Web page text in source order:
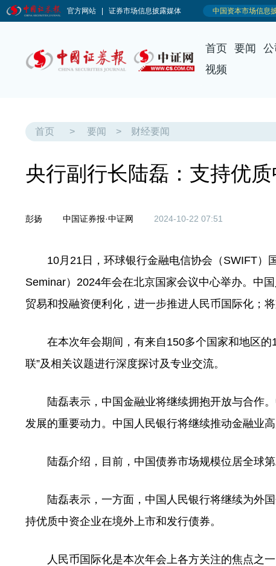
首页 要闻 公
视频
首页 > 要闻 > 财经要闻
央行副行长陆磊：支持优
彭扬 中国证券报·中证网 2024-10-22 07:51
10月21日，环球银行金融电信协会（SWIFT）
Seminar）2024年会在北京国家会议中心举办。中
贸易和投融资便利化，进一步推进人民币国际化；
在本次年会期间，有来自150多个国家和地区的
联”及相关议题进行深度探讨及专业交流。
陆磊表示，中国金融业将继续拥抱开放与合作。
发展的重要动力。中国人民银行将继续推动金融业高
陆磊介绍，目前，中国债券市场规模位居全球第
陆磊表示，一方面，中国人民银行将继续为外国
持优质中资企业在境外上市和发行债券。
人民币国际化是本次年会上各方关注的焦点之一